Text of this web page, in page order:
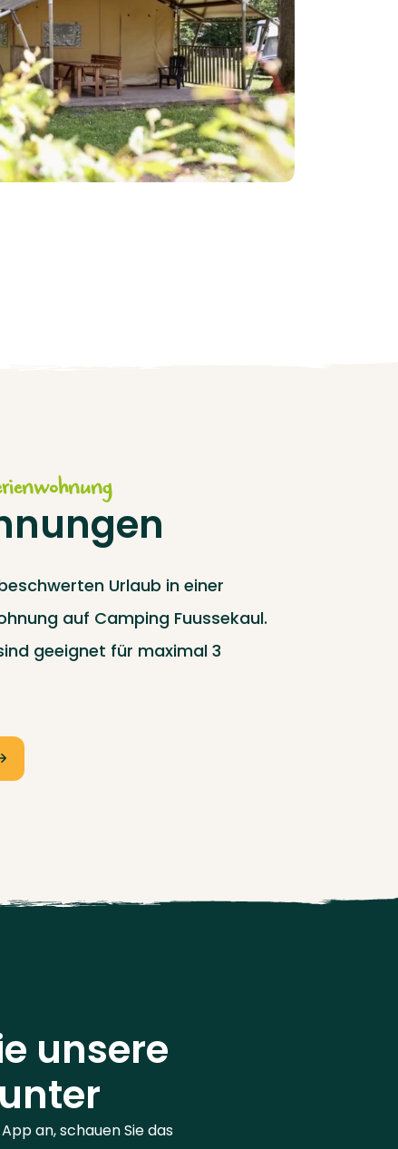
Urlaub in einer
auf Camping Fuussekaul.
geeignet für maximal 3
unsere
an, schauen Sie das